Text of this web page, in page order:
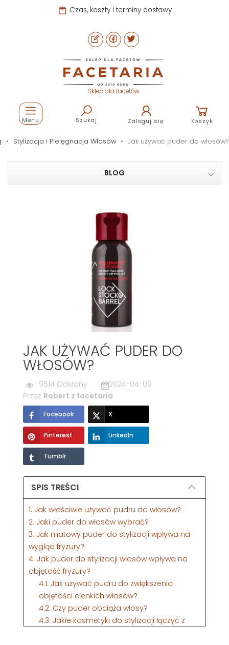
Czas, koszty i terminy dostawy
Sklep dla facetów
Szukaj Zaloguj się Koszyk
Menu
Stylizacja i Pielęgnacja Włosów Jak używać puder do włosów?
BLOG
JAK UŻYWAĆ PUDER DO
WŁOSÓW?
9514 Odsłony
2024-04-09
Przez Robert z facetaria
Facebook X
Pinterest LinkedIn
Tumblr
SPIS TREŚCI
1. Jak właściwie używać pudru do włosów?
2. Jaki puder do włosów wybrać?
3. Jak matowy puder do stylizacji wpływa na
wygląd fryzury?
4. Jak puder do stylizacji włosów wpływa na
objętość fryzury?
4.1. Jak używać pudru do zwiększenia
objętości cienkich włosów?
4.2. Czy puder obciąża włosy?
4.3. Jakie kosmetyki do stylizacji łączyć z